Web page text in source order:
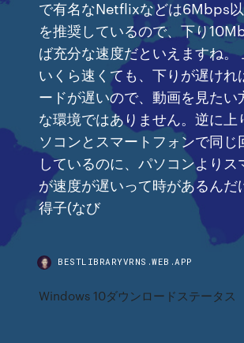
で有名なNetflixなどは6Mbps
を推奨しているので、下り
ば充分な速度だといえますね。
いくら速くても、下りが遅けれ
ードが遅いので、動画を見たい
な環境ではありません。逆に上
ソコンとスマートフォンで同じ
しているのに、パソコンよりス
が速度が遅いって時があるん
得子(なび
BESTLIBRARYVRNS.WEB.APP
Windows 10ダウンロードステータス